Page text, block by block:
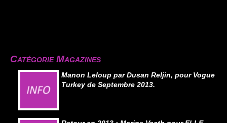
Catégorie Magazines
Manon Leloup par Dusan Reljin, pour Vogue
Turkey de Septembre 2013.